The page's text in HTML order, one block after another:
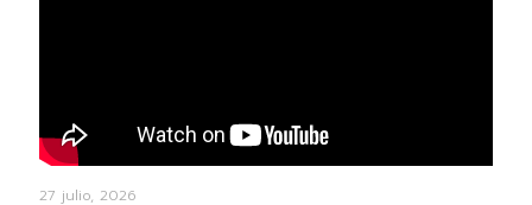
27 julio, 2026